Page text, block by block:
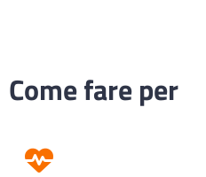
Come fare per